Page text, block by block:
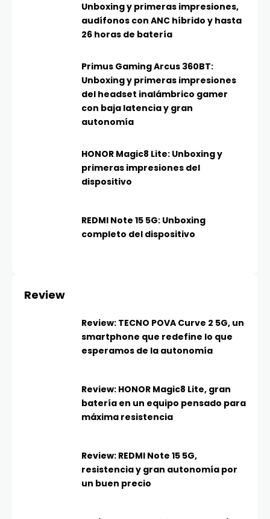
Unboxing y primeras impresiones,
audífonos con ANC híbrido y hasta
26 horas de batería
Primus Gaming Arcus 360BT:
Unboxing y primeras impresiones
del headset inalámbrico gamer
con baja latencia y gran
autonomía
HONOR Magic8 Lite: Unboxing y
primeras impresiones del
dispositivo
REDMI Note 15 5G: Unboxing
completo del dispositivo
Review
Review: TECNO POVA Curve 2 5G, un
smartphone que redefine lo que
esperamos de la autonomía
Review: HONOR Magic8 Lite, gran
batería en un equipo pensado para
máxima resistencia
Review: REDMI Note 15 5G,
resistencia y gran autonomía por
un buen precio